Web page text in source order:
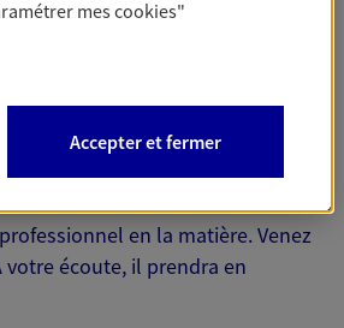
et au nombre de véhicules
assurance voiture.
la meilleure offre du marché. En
en la matière. Venez
votre écoute, il prendra en
mescookies"
Accepter et fermer